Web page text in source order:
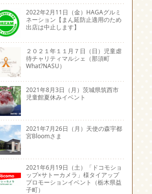
2022年2月11日（金）HAGAグルミ
ネーション【まん延防止適用のため
出店は中止します】
２０２１年１１月７日（日）児童虐
待チャリティマルシェ（那須町
What?NASU）
2021年8月3日（月）茨城県筑西市
児童館夏休みイベント
2021年7月26日（月）天使の森宇都
宮Bloomさま
2021年6月19日（土）「ドコモショ
ップ×サトーカメラ」様タイアップ
プロモーションイベント（栃木県益
子町）